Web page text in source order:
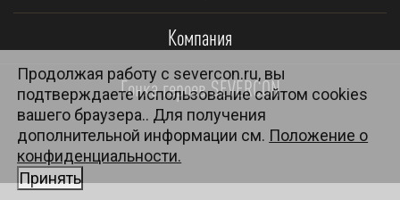
Компания
Гонка героев SEVERCON
Продолжая работу с severcon.ru, вы
подтверждаете использование сайтом cookies
вашего браузера.. Для получения
дополнительной информации см. Положение о
конфиденциальности.
Принять